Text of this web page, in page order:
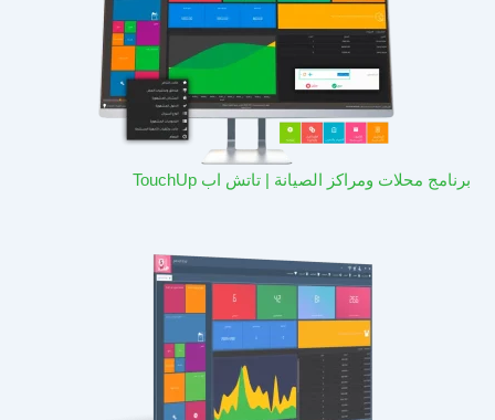
برنامج محلات ومراكز الصيانة | تاتش اب TouchUp